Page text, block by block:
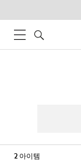
2 아이템